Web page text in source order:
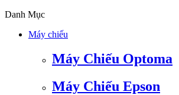
Danh Mục
Máy chiếu
Máy Chiếu Optoma
Máy Chiếu Epson